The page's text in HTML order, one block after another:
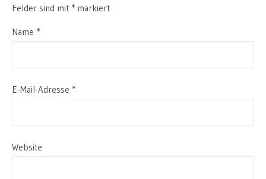
Felder sind mit * markiert
Name *
E-Mail-Adresse *
Website